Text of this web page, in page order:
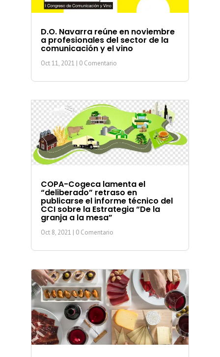
D.O. Navarra reúne en noviembre
a profesionales del sector de la
comunicación y el vino
Oct 11, 2021 | 0 Comentario
COPA-Cogeca lamenta el
“deliberado” retraso en
publicarse el informe técnico del
CCI sobre la Estrategia “De la
granja a la mesa”
Oct 8, 2021 | 0 Comentario